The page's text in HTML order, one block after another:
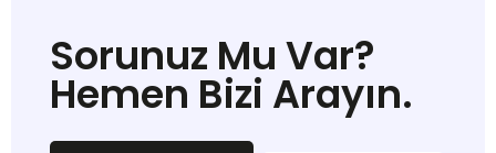
Sorunuz Mu Var?
Hemen Bizi Arayın.